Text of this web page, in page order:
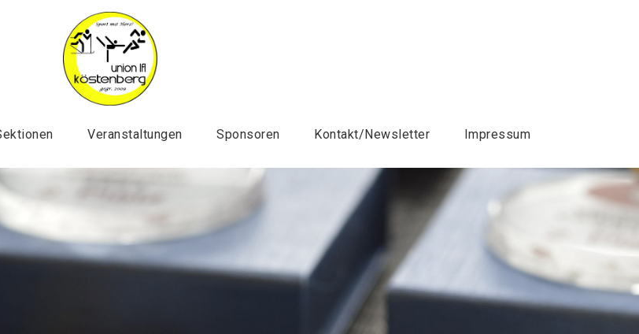
Veranstaltungen Sponsoren Kontakt/Newsletter Impressum